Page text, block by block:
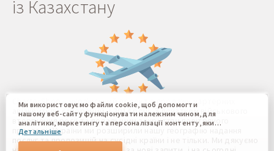
із Казахстану
CharterShop – український проект з продажу чартерних
авіаквитків, створений у 2014 році. З початком військового
вторгнення росії та подальшим закриттям повітряного
простору України ми розширили нашу географію надання
послуг та пропозицій на сусідні країни і не тільки. Ми дякуємо
Ми використовуємо файли cookie, щоб допомогти
нашому веб-сайту функціонувати належним чином, для
аналітики, маркетингу та персоналізації контенту, який
ви бачите. Файли cookie дозволяють нам відрізняти Вас
від інших користувачів нашого веб-сайту. Розуміння того,
Детальніше